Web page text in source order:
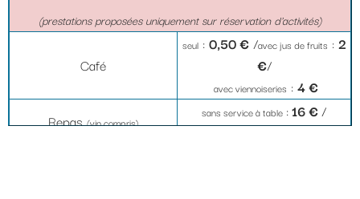
(prestations proposées uniquement sur réservation d'activités)
Café
seul:0,50 €/avec jus de fruits :2
€/
avec viennoiseries :4 €
Repas(vin compris)
sans service à table :16 €/
22 €